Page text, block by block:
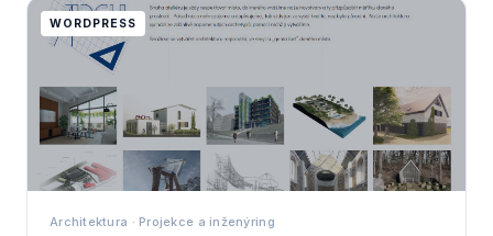
WORDPRESS
Architektura · Projekce a inženýring